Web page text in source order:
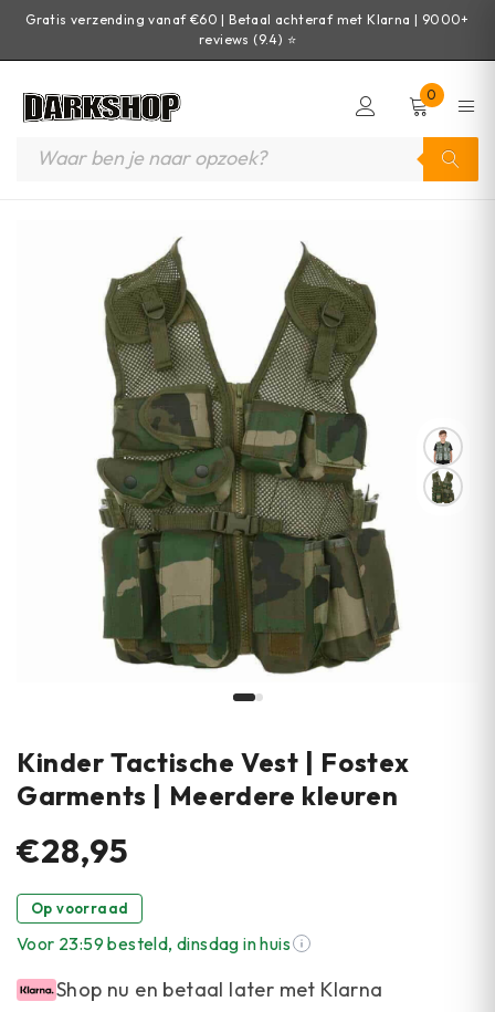
Gratis verzending vanaf €60 | Betaal achteraf met Klarna | 9000+
reviews (9.4) ⭐
0
Kinder Tactische Vest | Fostex
Garments | Meerdere kleuren
€28,95
Op voorraad
Voor 23:59 besteld, dinsdag in huis
Shop nu en betaal later met Klarna